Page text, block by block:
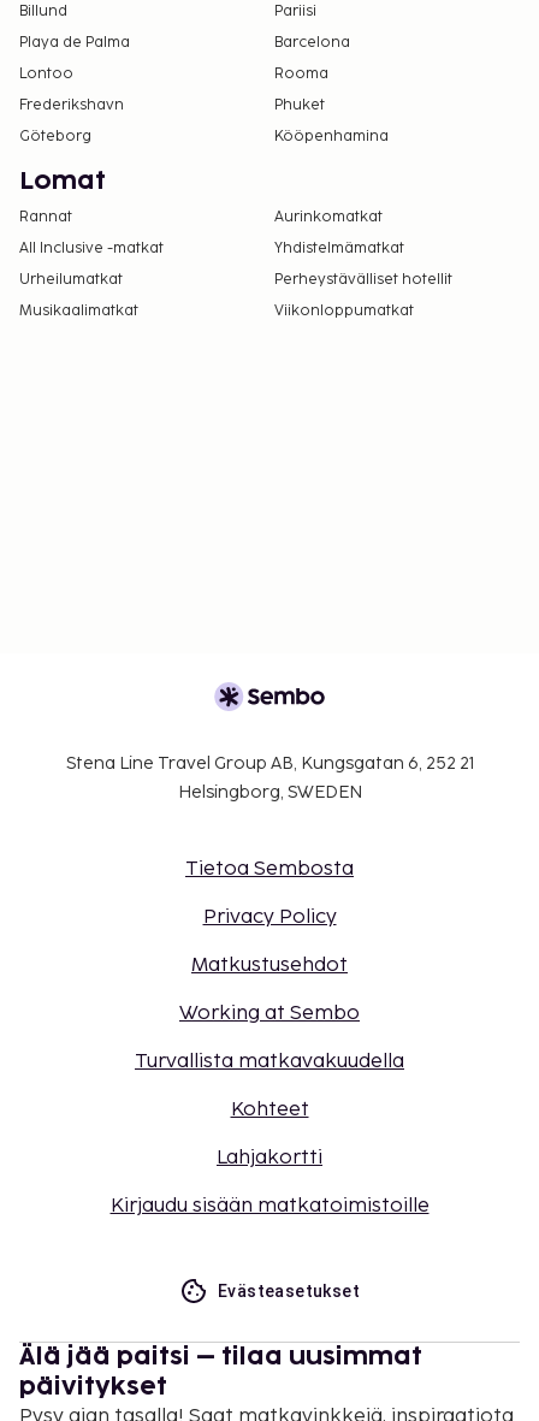
Billund
Pariisi
Playa de Palma
Barcelona
Lontoo
Rooma
Frederikshavn
Phuket
Göteborg
Kööpenhamina
Lomat
Rannat
Aurinkomatkat
All Inclusive -matkat
Yhdistelmämatkat
Urheilumatkat
Perheystävälliset hotellit
Musikaalimatkat
Viikonloppumatkat
Stena Line Travel Group AB, Kungsgatan 6, 252 21
Helsingborg, SWEDEN
Tietoa Sembosta
Privacy Policy
Matkustusehdot
Working at Sembo
Turvallista matkavakuudella
Kohteet
Lahjakortti
Kirjaudu sisään matkatoimistoille
Evästeasetukset
Älä jää paitsi – tilaa uusimmat
päivitykset